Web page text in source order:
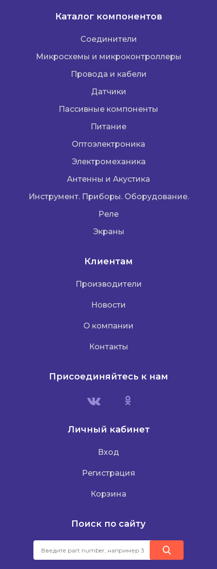
Каталог компонентов
Соединители
Микросхемы и микроконтроллеры
Провода и кабели
Датчики
Пассивные компоненты
Питание
Оптоэлектроника
Электромеханика
Антенны и Акустика
Инструмент. Приборы. Оборудование.
Реле
Экраны
Клиентам
Производители
Новости
О компании
Контакты
Присоединяйтесь к нам
Личный кабинет
Вход
Регистрация
Корзина
Поиск по сайту